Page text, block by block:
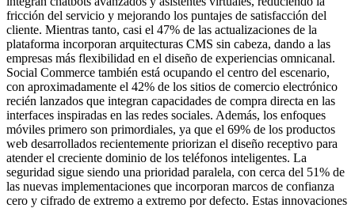
fricción del servicio y mejorando los puntajes de satisfacción del
cliente. Mientras tanto, casi el 47% de las actualizaciones de la
plataforma incorporan arquitecturas CMS sin cabeza, dando a las
empresas más flexibilidad en el diseño de experiencias omnicanal.
Social Commerce también está ocupando el centro del escenario,
con aproximadamente el 42% de los sitios de comercio electrónico
recién lanzados que integran capacidades de compra directa en las
interfaces inspiradas en las redes sociales. Además, los enfoques
móviles primero son primordiales, ya que el 69% de los productos
web desarrollados recientemente priorizan el diseño receptivo para
atender el creciente dominio de los teléfonos inteligentes. La
seguridad sigue siendo una prioridad paralela, con cerca del 51% de
las nuevas implementaciones que incorporan marcos de confianza
cero y cifrado de extremo a extremo por defecto. Estas innovaciones